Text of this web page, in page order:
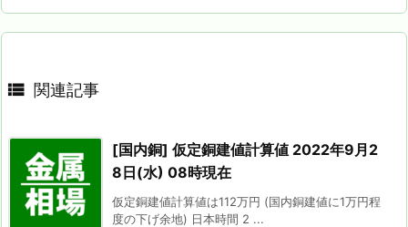
 関連記事
[国内銅] 仮定銅建値計算値 2022年9月2
8日(水) 08時現在
仮定銅建値計算値は112万円 (国内銅建値に1万円程
度の下げ余地) 日本時間 2 ...